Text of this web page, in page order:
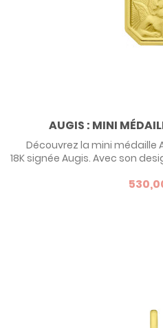
AUGIS : MINI
Découvrez la mini médaille
18K signée Augis. Avec son
baptême ou un anniversaire.